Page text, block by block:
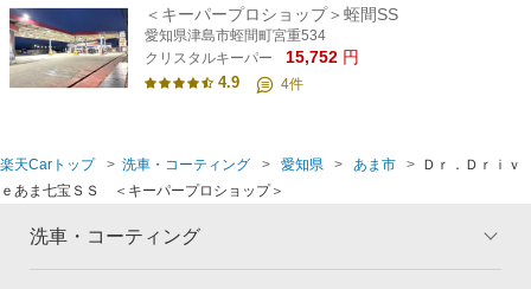
＜キーパープロショップ＞蛭間SS
愛知県津島市蛭間町宮重534
クリスタルキーパー
15,752 円
4.9 4件
楽天Carトップ 洗車・コーティング 愛知県 あま市
Ｄｒ．Ｄｒｉｖ
ｅあま七宝ＳＳ ＜キーパープロショップ＞
洗車・コーティング